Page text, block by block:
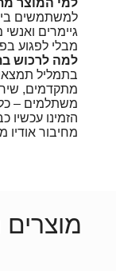
למשתמשים
גיימרים
מבלי לפגוע
למה לרכוש
בתמליל תמצאו
מתקדמים,
משתלמים – כל
מחיבור אודיו
מוצרים